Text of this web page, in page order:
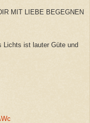
MIT LIEBE BEGEGNEN
Lichts ist lauter Güte und